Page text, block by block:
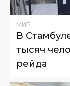
МИР
В
тысяч
рейда